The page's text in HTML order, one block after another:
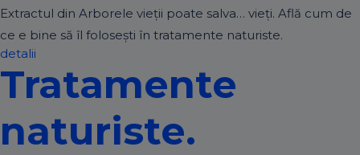
Extractul din Arborele vieții poate salva… vieți. Află cum de
ce e bine să îl folosești în tratamente naturiste.
detalii
Tratamente
naturiste.